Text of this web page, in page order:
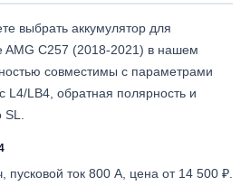
выбрать аккумулятор для
AMG C257 (2018-2021) в нашем
совместимы с параметрами
L4/LB4, обратная полярность и
ток 800 А, цена от 14 500 ₽.